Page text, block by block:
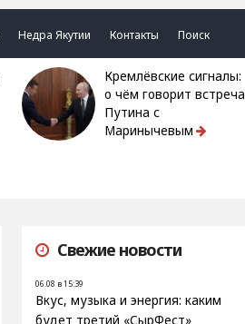
Недра Якутии Контакты Поиск
Кремлёвские сигналы:
о чём говорит встреча
Путина с
Маринычевым
Свежие новости
06.08 в 15:39
Вкус, музыка и энергия: каким
будет третий «СырФест»